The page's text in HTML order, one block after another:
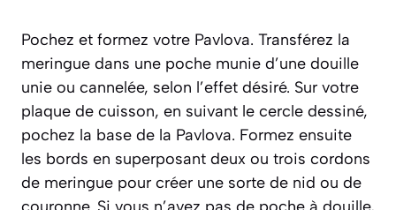
Pochez et formez votre Pavlova. Transférez la
meringue dans une poche munie d’une douille
unie ou cannelée, selon l’effet désiré. Sur votre
plaque de cuisson, en suivant le cercle dessiné,
pochez la base de la Pavlova. Formez ensuite
les bords en superposant deux ou trois cordons
de meringue pour créer une sorte de nid ou de